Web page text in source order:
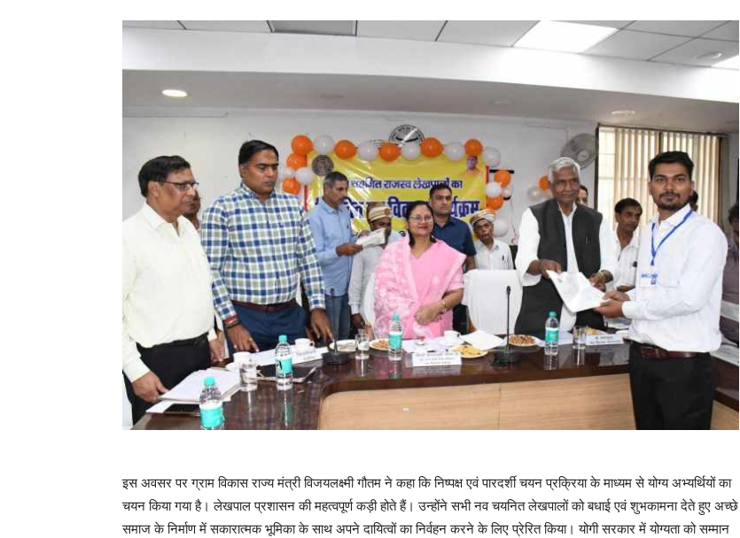
इस अवसर पर ग्राम विकास राज्य मंत्री विजयलक्ष्मी गौतम ने कहा कि निष्पक्ष एवं पारदर्शी चयन प्रक्रिया के माध्यम से योग्य अभ्यर्थियों का
चयन किया गया है। लेखपाल प्रशासन की महत्वपूर्ण कड़ी होते हैं। उन्होंने सभी नव चयनित लेखपालों को बधाई एवं शुभकामना देते हुए अच्छे
समाज के निर्माण में सकारात्मक भूमिका के साथ अपने दायित्वों का निर्वहन करने के लिए प्रेरित किया। योगी सरकार में योग्यता को सम्मान